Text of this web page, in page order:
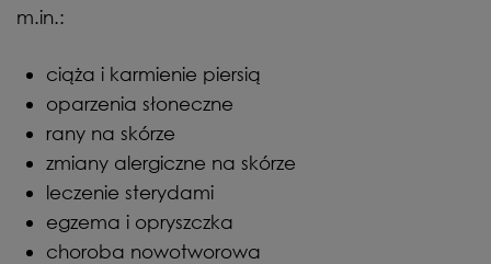
m.in.:
ciąża i karmienie piersią
oparzenia słoneczne
rany na skórze
zmiany alergiczne na skórze
leczenie sterydami
egzema i opryszczka
choroba nowotworowa